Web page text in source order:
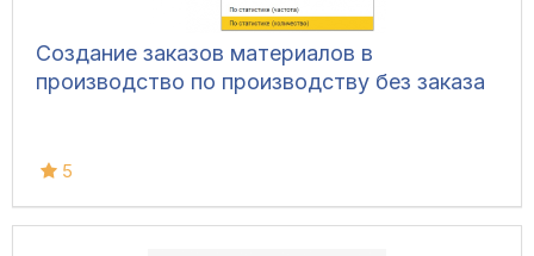
Создание заказов материалов в
производство по производству без заказа
5